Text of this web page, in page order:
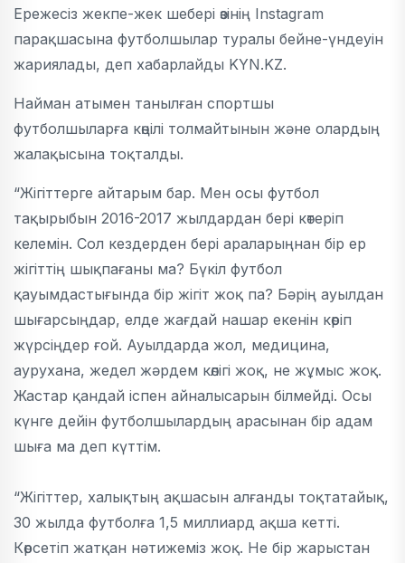
Ережесіз жекпе-жек шебері өзінің Instagram
парақшасына футболшылар туралы бейне-үндеуін
жариялады, деп хабарлайды KYN.KZ.
Найман атымен танылған спортшы
футболшыларға көңілі толмайтынын және олардың
жалақысына тоқталды.
“Жігіттерге айтарым бар. Мен осы футбол
тақырыбын 2016-2017 жылдардан бері көтеріп
келемін. Сол кездерден бері араларыңнан бір ер
жігіттің шықпағаны ма? Бүкіл футбол
қауымдастығында бір жігіт жоқ па? Бәрің ауылдан
шығарсыңдар, елде жағдай нашар екенін көріп
жүрсіңдер ғой. Ауылдарда жол, медицина,
аурухана, жедел жәрдем көлігі жоқ, не жұмыс жоқ.
Жастар қандай іспен айналысарын білмейді. Осы
күнге дейін футболшылардың арасынан бір адам
шыға ма деп күттім.
“Жігіттер, халықтың ақшасын алғанды тоқтатайық,
30 жылда футболға 1,5 миллиард ақша кетті.
Көрсетіп жатқан нәтижеміз жоқ. Не бір жарыстан